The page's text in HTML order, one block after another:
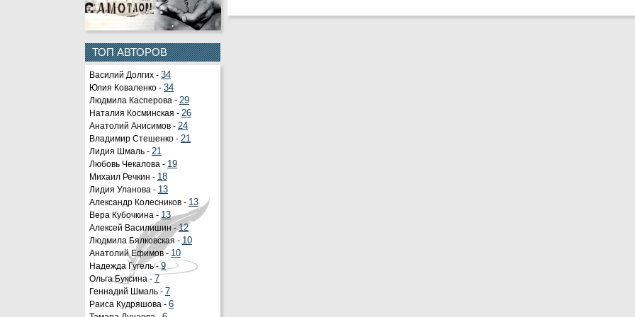
ТОП АВТОРОВ
Василий Долгих - 34
Юлия Коваленко - 34
Людмила Касперова - 29
Наталия Косминская - 26
Анатолий Анисимов - 24
Владимир Стешенко - 21
Лидия Шмаль - 21
Любовь Чекалова - 19
Михаил Речкин - 18
Лидия Уланова - 13
Александр Колесников - 13
Вера Кубочкина - 13
Алексей Василишин -12
Людмила Бялковская - 10
Анатолий Ефимов - 10
Надежда Гугель -9
Ольга Буксина - 7
Геннадий Шмаль - 7
Раиса Кудряшова - 6